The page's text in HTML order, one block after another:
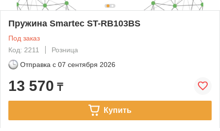
Пружина Smartec ST-RB103BS
Под заказ
Код: 2211
Розница
Отправка с 07 сентября 2026
13 570 ₸
Купить